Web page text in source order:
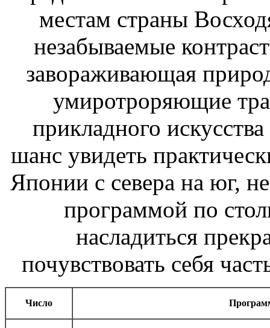
местам страны
незабываемые
завораживающая
умиротроряющие
прикладного
шанс увидеть
Японии с севера на юг,
программой по
насладиться
почувствовать себя
Число